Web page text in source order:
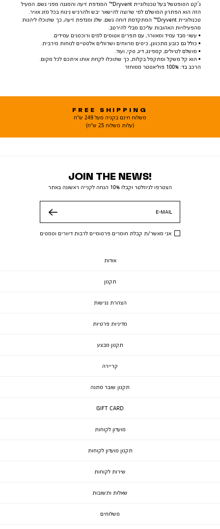
ג’קט הסופטשל בעל טכנולוגיית Dryvent™ המנדפת זיעה והמגנה מפני גשם. המעיל
הזה הוא הפתרון המושלם למי שרוצה להישאר יבש ולהרגיש נינוח בכל מזג אוויר.
טכנולוגיית Dryvent™ המתקדמת דוחה גשם, שלג ומנדפת זיעה, כך שתוכלו ליהנות
מהפעילויות האהובות עליכם מבלי להירטב.
• עשוי מבד עמיד ומאוורר, עם תפרים אטומים למים ורוכסנים עמידים.
• כולל גם כובע מתכוונן, כיסים מרווחים ושרוולים אלסטיים לנוחות מירבית.
• מושלם לטיולים, קמפינג, דיג, סקי, ועוד.
• הוא קל משקל ומתקפל בקלות, כך שתוכלו לקחת אותו איתכם לכל מקום.
הרכב בד: 100% פוליאסטר ממוחזר
FREE SHIPPING
משלוח חינם בקניה מעל 249 ש"ח
(עלות משלוח 25 ש"ח)
JOIN THE NEWS!
הצטרפו לניוזלטר וקבלו 10% הנחה לקנייה ראשונה באתר
E-MAIL
אני מאשר/ת קבלת חומרים פרסומיים לרבות דיוורים וסמסים
אודות
תקנון
הצהרת נגישות
מדיניות פרטיות
תקנון מבצע
קריירה
תקנון שובר מתנה
GIFT CARD
מועדון לקוחות
תקנון מועדון לקוחות
שירות לקוחות
שאלות ותשובות
משלוחים